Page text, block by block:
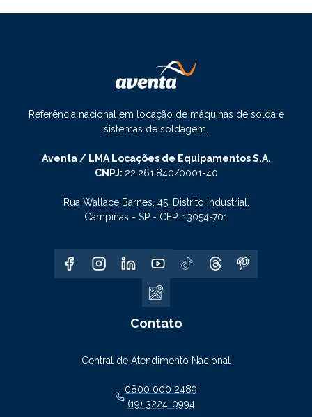
Referência nacional em locação de máquinas de solda e
sistemas de soldagem.
Aventa / LMA Locações de Equipamentos S.A.
CNPJ: 22.261.840/0001-40
Rua Wallace Barnes, 45, Distrito Industrial,
Campinas - SP - CEP: 13054-701
Contato
Central de Atendimento Nacional
0800 000 2489
(19) 3224-0994